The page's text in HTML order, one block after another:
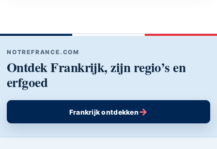
NOTREFRANCE.COM
Ontdek Frankrijk, zijn regio’s en
erfgoed
Frankrijk ontdekken→